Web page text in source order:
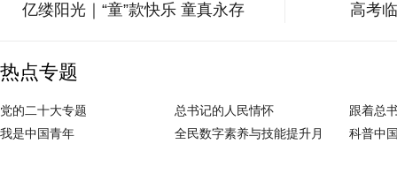
亿缕阳光｜“童”款快乐 童真永存 高考
热点专题
党的二十大专题 总书记的人民情怀
跟着总
我是中国青年
全民数字素养与技能提升月 科普中